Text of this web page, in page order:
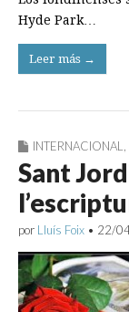
Hyde Park…
Leer más →
INTERNACIONAL,
Sant
por Lluís Foix • 22/